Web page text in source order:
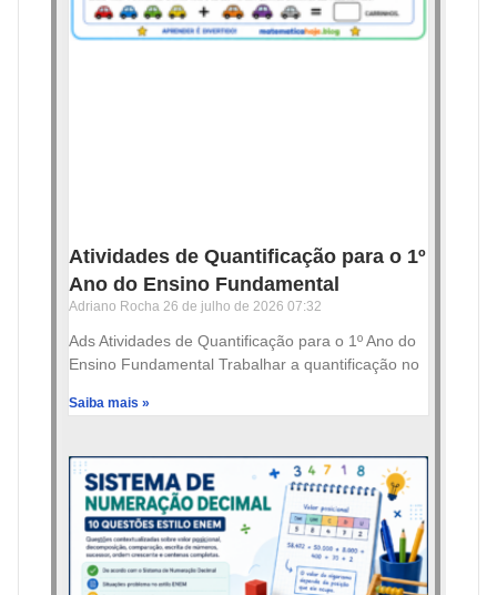
Atividades de Quantificação para o 1º
Ano do Ensino Fundamental
Adriano Rocha 26 de julho de 2026 07:32
Ads Atividades de Quantificação para o 1º Ano do
Ensino Fundamental Trabalhar a quantificação no
Saiba mais »